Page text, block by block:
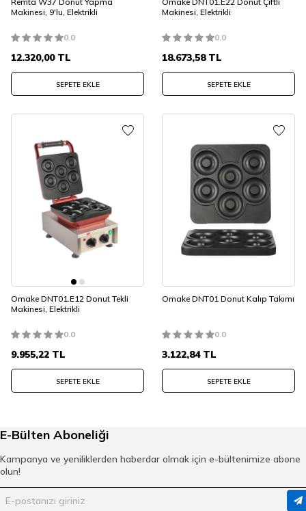
Makinesi, 9'lu, Elektrikli
0.0
12.320,00TL
SEPETE EKLE
Makinesi, Elektrikli
0.0
18.673,58TL
SEPETE EKLE
Omake DNT01.E12 Donut Tekli
Makinesi, Elektrikli
0.0
9.955,22 TL
SEPETE EKLE
Omake DNT01 Donut Kalıp Takımı
0.0
3.122,84TL
SEPETE EKLE
E-Bülten Aboneliği
Kampanya ve yeniliklerden haberdar olmak için e-bültenimize abone
olun!